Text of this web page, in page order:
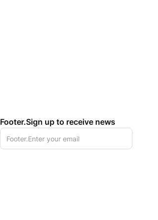
Footer.Sign up to receive news